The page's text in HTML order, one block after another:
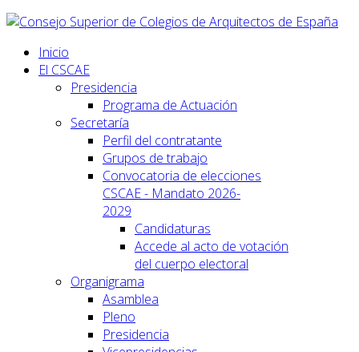
Inicio
El CSCAE
Presidencia
Programa de Actuación
Secretaría
Perfil del contratante
Grupos de trabajo
Convocatoria de elecciones
CSCAE - Mandato 2026-
2029
Candidaturas
Accede al acto de votación
del cuerpo electoral
Organigrama
Asamblea
Pleno
Presidencia